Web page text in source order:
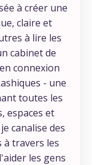
à créer une
claire et
à lire les
cabinet de
connexion
- une
toutes les
espaces et
canalise des
à travers les
les gens